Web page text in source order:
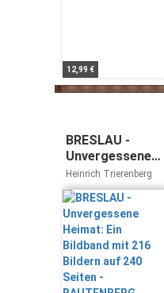
12,99 €
BRESLAU -
Unvergessene
Heimat: Ein
Bildband mit 216
Bildern auf 240
Seiten -
RAUTENBERG
Verlag
Heinrich Trierenberg